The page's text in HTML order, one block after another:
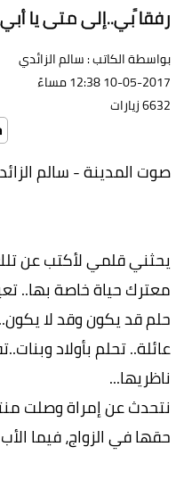
رفقا ًبي..إلى متى يا
بواسطة الكاتب : سالم الزائدي
10-05-2017 12:38 مساءً
6632 زيارات
صوت المدينة - سالم
يحثني قلمي لأكتب عن
معترك حياة خاصة بها..
حلم قد يكون وقد لا
عائلة.. تحلم بأولاد
ناظريها...
نتحدث عن إمراة وصلت
حقها في الزواج، فيما